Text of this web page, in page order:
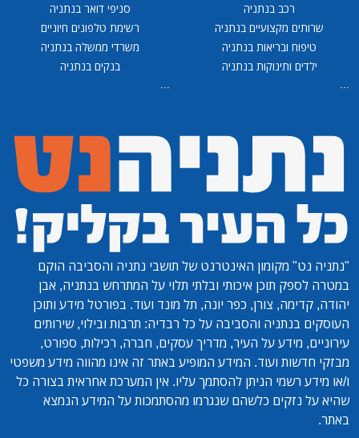
רכב בנתניה
שרותים מקצועיים בנתניה
טיפוח ובריאות בנתניה
ילדים ותינוקות בנתניה
...
סניפי דואר בנתניה
רשימת טלפונים חיוניים
משרדי ממשלה בנתניה
בנקים בנתניה
...
"נתניה נט" מקומון האינטרנט של תושבי נתניה והסביבה הוקם
במטרה לספק תוכן איכותי ובלתי תלוי על המתרחש בנתניה, אבן
יהודה, קדימה, צורן, כפר יונה, תל מונד ועוד. בפורטל מידע ותוכן
העוסקים בנתניה והסביבה על כל רבדיה: תרבות ובילוי, שירותים
עירוניים, מידע על העיר, מדריך עסקים, חברה, רכילות, ספורט,
מבזקי חדשות ועוד. המידע המופיע באתר זה אינו מהווה מידע משפטי
ו/או מידע רשמי הניתן להסתמך עליו. אין המערכת אחראית בצורה כל
שהיא על נזקים כלשהם שנגרמו מהסתמכות על המידע הנמצא
באתר.